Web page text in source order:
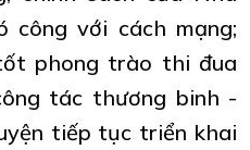
công với cách mạng;
phong trào thi đua
tác thương binh -
tiếp tục triển khai